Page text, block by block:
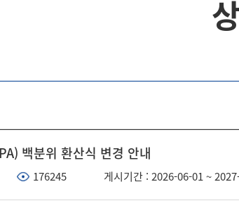
백분위 환산식 변경 안내
176245 게시기간 : 2026-06-01 ~